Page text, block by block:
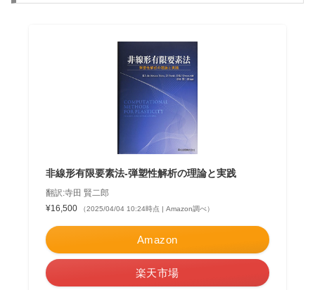
非線形有限要素法-弾塑性解析の理論と実践
翻訳:寺田 賢二郎
¥16,500
（2025/04/04 10:24時点 | Amazon調べ）
Amazon
楽天市場